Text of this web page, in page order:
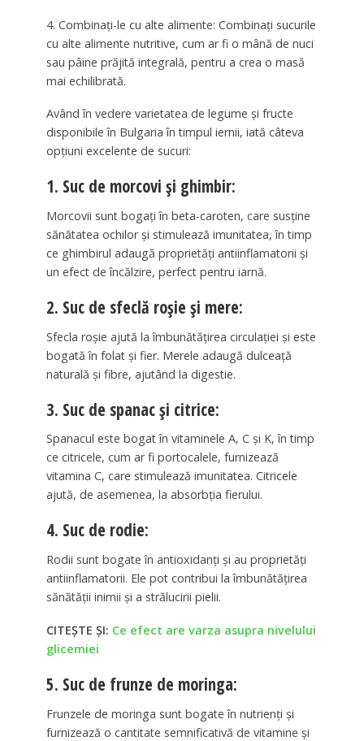
4. Combinați-le cu alte alimente: Combinați sucurile
cu alte alimente nutritive, cum ar fi o mână de nuci
sau pâine prăjită integrală, pentru a crea o masă
mai echilibrată.
Având în vedere varietatea de legume și fructe
disponibile în Bulgaria în timpul iernii, iată câteva
opțiuni excelente de sucuri:
1. Suc de morcovi și ghimbir:
Morcovii sunt bogați în beta-caroten, care susține
sănătatea ochilor și stimulează imunitatea, în timp
ce ghimbirul adaugă proprietăți antiinflamatorii și
un efect de încălzire, perfect pentru iarnă.
2. Suc de sfeclă roșie și mere:
Sfecla roșie ajută la îmbunătățirea circulației și este
bogată în folat și fier. Merele adaugă dulceață
naturală și fibre, ajutând la digestie.
3. Suc de spanac și citrice:
Spanacul este bogat în vitaminele A, C și K, în timp
ce citricele, cum ar fi portocalele, furnizează
vitamina C, care stimulează imunitatea. Citricele
ajută, de asemenea, la absorbția fierului.
4. Suc de rodie:
Rodii sunt bogate în antioxidanți și au proprietăți
antiinflamatorii. Ele pot contribui la îmbunătățirea
sănătății inimii și a strălucirii pielii.
CITEȘTE ȘI: Ce efect are varza asupra nivelului
glicemiei
5. Suc de frunze de moringa:
Frunzele de moringa sunt bogate în nutrienți și
furnizează o cantitate semnificativă de vitamine și